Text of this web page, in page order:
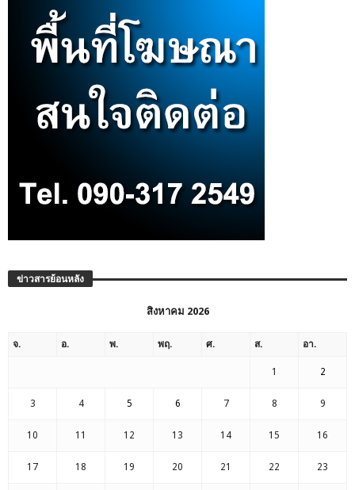
ข่าวสารย้อนหลัง
สิงหาคม 2026
จ. อ. พ. พฤ. ศ. ส. อา.
1 2
3 4 5 6 7 8 9
10 11 12 13 14 15 16
17 18 19 20 21 22 23